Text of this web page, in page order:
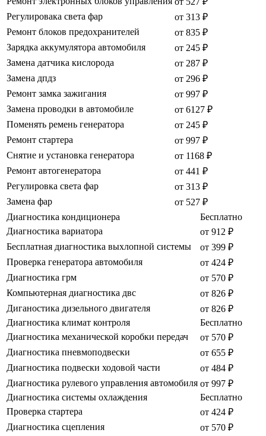
Регулировака света фар
от 313 ₽
Ремонт блоков предохранителей
от 835 ₽
Зарядка аккумулятора автомобиля
от 245 ₽
Замена датчика кислорода
от 287 ₽
Замена дпдз
от 296 ₽
Ремонт замка зажигания
от 997 ₽
Замена проводки в автомобиле
от 6127 ₽
Поменять ремень генератора
от 245 ₽
Ремонт стартера
от 997 ₽
Снятие и установка генератора
от 1168 ₽
Ремонт автогенератора
от 441 ₽
Регулировка света фар
от 313 ₽
Замена фар
от 527 ₽
Диагностика кондиционера
Бесплатно
Диагностика вариатора
от 912 ₽
Бесплатная диагностика выхлопной системы
от 399 ₽
Проверка генератора автомобиля
от 424 ₽
Диагностика грм
от 570 ₽
Компьютерная диагностика двс
от 826 ₽
Диганостика дизельного двигателя
от 826 ₽
Диагностика климат контроля
Бесплатно
Диагностика механической коробки передач
от 570 ₽
Диагностика пневмоподвески
от 655 ₽
Диагностика подвески ходовой части
от 484 ₽
Диагностика рулевого управления автомобиля от 997 ₽
Диагностика системы охлаждения
Бесплатно
Проверка стартера
от 424 ₽
Диагностика сцепления
от 570 ₽